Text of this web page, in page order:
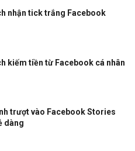
nhận tick trắng Facebook
kiếm tiền từ Facebook cá nhân
trượt vào Facebook Stories
dàng